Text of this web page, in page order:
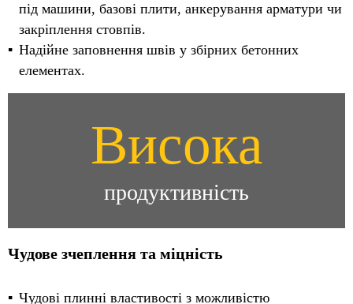
під машини, базові плити, анкерування арматури чи
закріплення стовпів.
Надійне заповнення швів у збірних бетонних
елементах.
Висока
продуктивність
Чудове зчеплення та міцність
Чудові плинні властивості з можливістю